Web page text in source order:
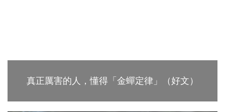
真正厲害的人，懂得「金蟬定律」（好文）